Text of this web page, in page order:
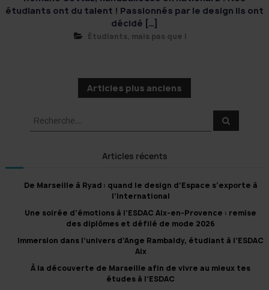
étudiants ont du talent ! Passionnés par le design ils ont
décidé […]
Étudiants, mais pas que !
t
Articles plus anciens
R
e
c
e
:
R
e
r
Articles récents
De Marseille à Ryad : quand le design d’Espace s’exporte à
l’international
Une soirée d’émotions à l’ESDAC Aix-en-Provence : remise
des diplômes et défilé de mode 2026
Immersion dans l’univers d’Ange Rambaldy, étudiant à l’ESDAC
Aix
À la découverte de Marseille afin de vivre au mieux tes
études à l’ESDAC